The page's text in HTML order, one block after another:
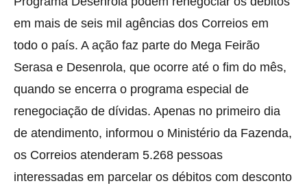
em mais de seis mil agências dos Correios em
todo o país. A ação faz parte do Mega Feirão
Serasa e Desenrola, que ocorre até o fim do mês,
quando se encerra o programa especial de
renegociação de dívidas. Apenas no primeiro dia
de atendimento, informou o Ministério da Fazenda,
os Correios atenderam 5.268 pessoas
interessadas em parcelar os débitos com desconto